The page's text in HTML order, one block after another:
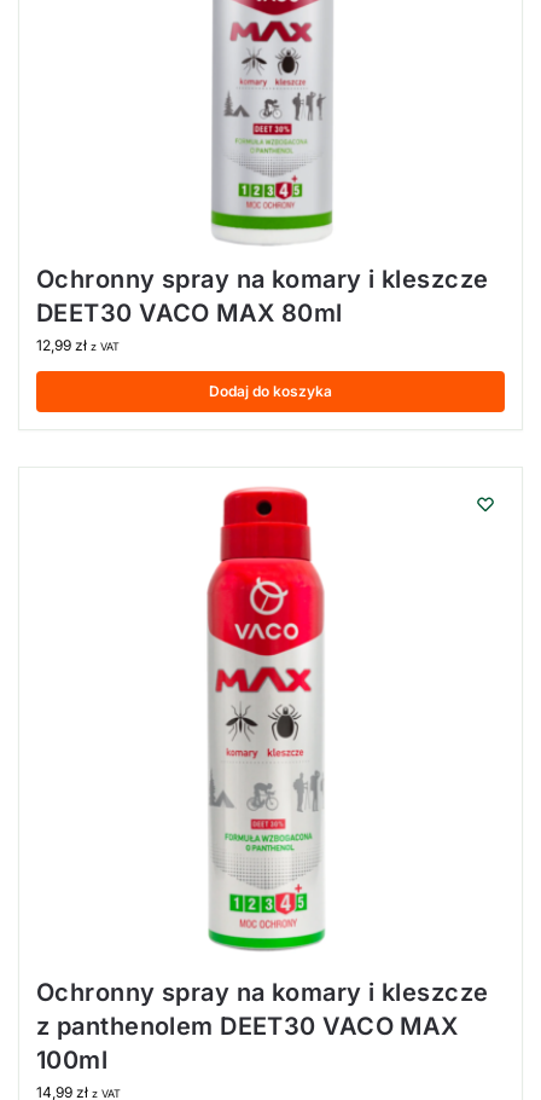
Ochronny spray na komary i kleszcze
DEET30 VACO MAX 80ml
12,99 zł z VAT
Dodaj do koszyka
Ochronny spray na komary i kleszcze
z panthenolem DEET30 VACO MAX
100ml
14,99 zł z VAT